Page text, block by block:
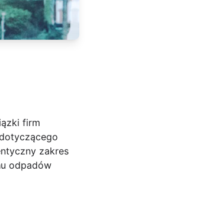
firm
zakres
odpadów